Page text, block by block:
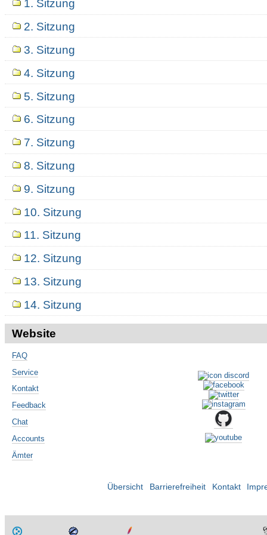
1. Sitzung
2. Sitzung
3. Sitzung
4. Sitzung
5. Sitzung
6. Sitzung
7. Sitzung
8. Sitzung
9. Sitzung
10. Sitzung
11. Sitzung
12. Sitzung
13. Sitzung
14. Sitzung
Website
FAQ
Service
Kontakt
Feedback
Chat
Accounts
Ämter
Übersicht Barrierefreiheit Kontakt